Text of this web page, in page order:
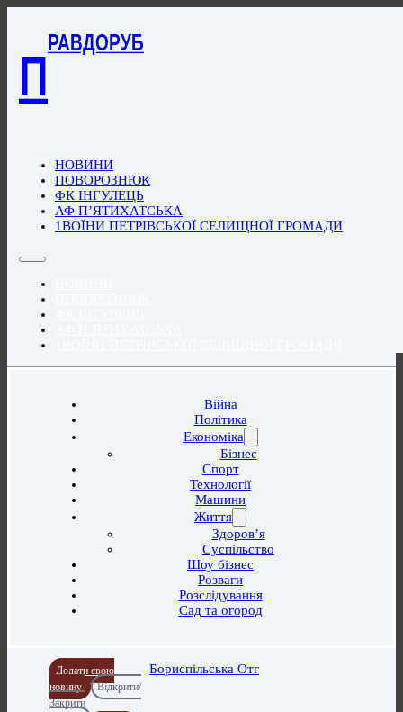
П
РАВДОРУБ
НОВИНИ
ПОВОРОЗНЮК
ФК ІНГУЛЕЦЬ
АФ П’ЯТИХАТСЬКА
1ВОЇНИ ПЕТРІВСЬКОЇ СЕЛИЩНОЇ ГРОМАДИ
Війна
Політика
Економіка
Бізнес
Спорт
Технології
Машини
Життя
Здоров’я
Суспільство
Шоу бізнес
Розваги
Розслідування
Сад та огород
Додати свою
новину
Відкрити/
Закрити
Бориспільська Отг